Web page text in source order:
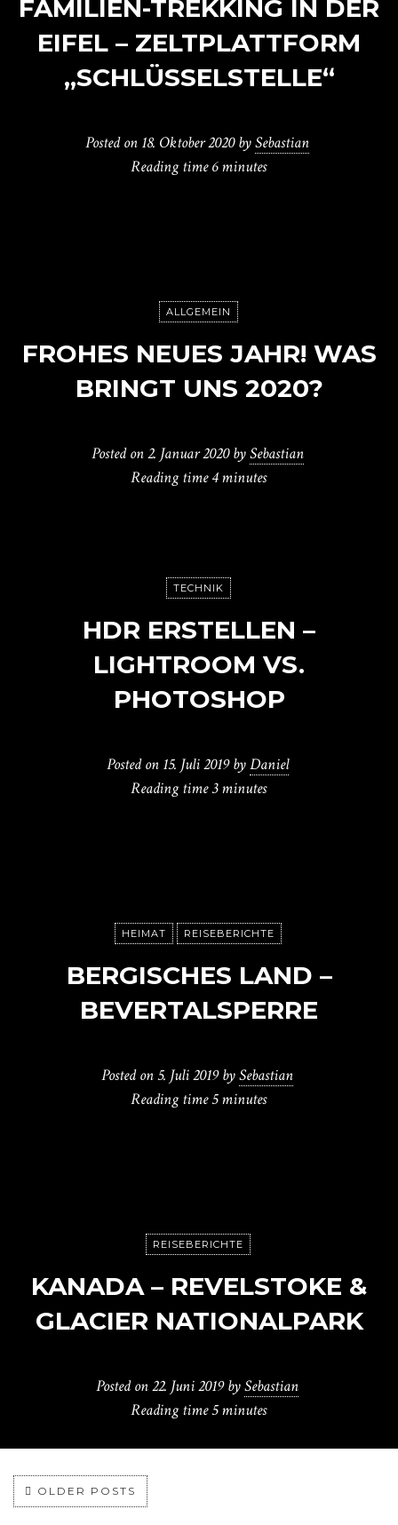
FAMILIEN-TREKKING IN DER
EIFEL – ZELTPLATTFORM
„SCHLÜSSELSTELLE“
Posted on 18. Oktober 2020 bySebastian
Reading time6 minutes
ALLGEMEIN
FROHES NEUES JAHR! WAS
BRINGT UNS 2020?
Posted on2. Januar 2020 bySebastian
Reading time4 minutes
TECHNIK
HDR ERSTELLEN –
LIGHTROOM VS.
PHOTOSHOP
Posted on 15. Juli 2019 byDaniel
Reading time3 minutes
HEIMAT REISEBERICHTE
BERGISCHES LAND –
BEVERTALSPERRE
Posted on5. Juli 2019 bySebastian
Reading time5 minutes
REISEBERICHTE
KANADA – REVELSTOKE &
GLACIER NATIONALPARK
Posted on22. Juni 2019 bySebastian
Reading time5 minutes
OLDER POSTS